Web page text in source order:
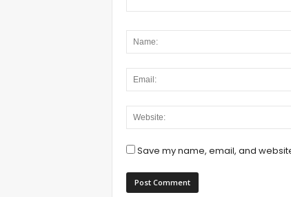
Save my name, email, and